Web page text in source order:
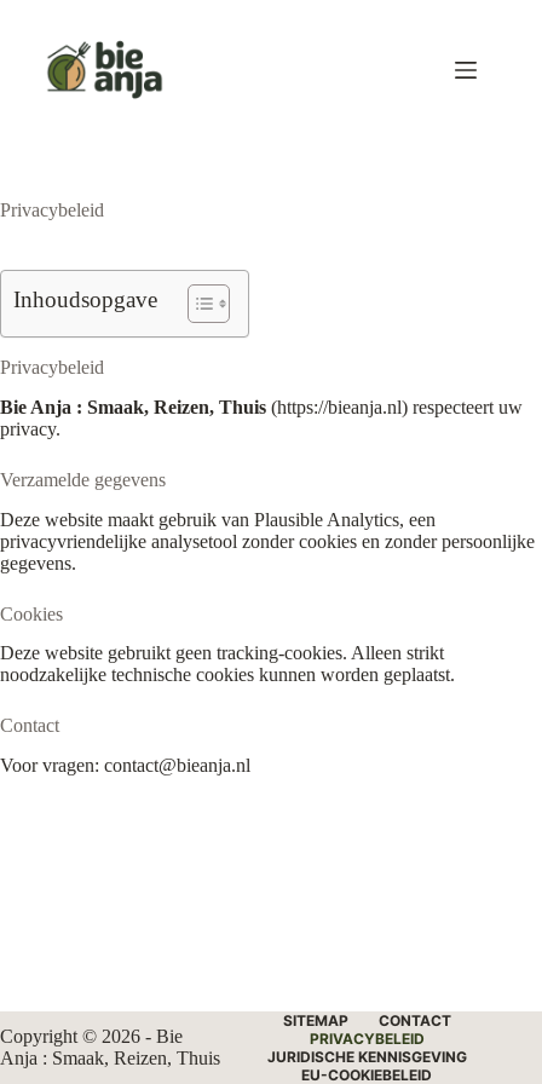
inhoud
Privacybeleid
Inhoudsopgave
Privacybeleid
Bie Anja : Smaak, Reizen, Thuis (https://bieanja.nl) respecteert uw
privacy.
Verzamelde gegevens
Deze website maakt gebruik van Plausible Analytics, een
privacyvriendelijke analysetool zonder cookies en zonder persoonlijke
gegevens.
Cookies
Deze website gebruikt geen tracking-cookies. Alleen strikt
noodzakelijke technische cookies kunnen worden geplaatst.
Contact
Voor vragen: contact@bieanja.nl
Copyright © 2026 - Bie
Anja : Smaak, Reizen, Thuis
SITEMAP
CONTACT
PRIVACYBELEID
JURIDISCHE KENNISGEVING
EU-COOKIEBELEID